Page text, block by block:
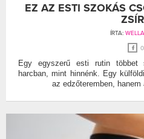
EZ AZ ESTI SZOKÁS
ÍRTA:
0
Egy egyszerű esti rutin
harcban, mint hinnénk. Egy
az edzőteremben, hanem